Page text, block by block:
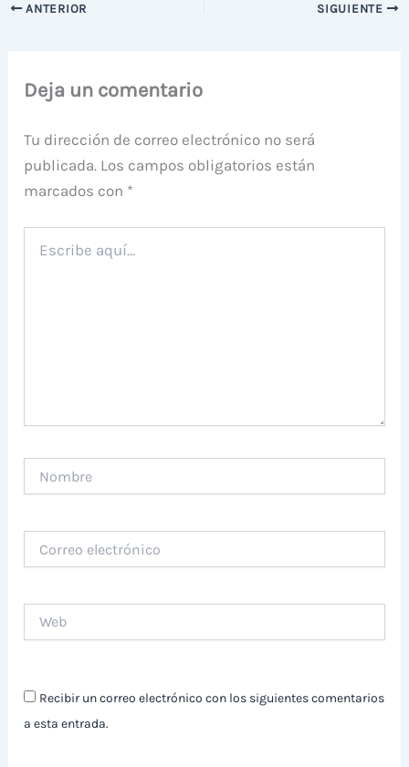
ANTERIOR SIGUIENTE
Deja un comentario
Tu dirección de correo electrónico no será
publicada. Los campos obligatorios están
marcados con *
aquí...
electrónico
Recibir un correo electrónico con los siguientes comentarios
a esta entrada.